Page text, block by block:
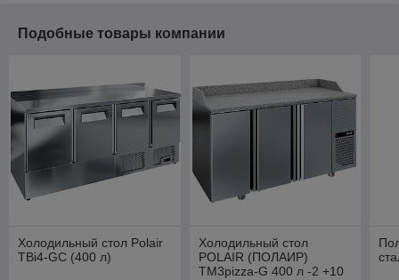
Подобные товары компании
Холодильный стол Polair
TBi4-GC (400 л)
Холодильный стол
POLAIR (ПОЛАИР)
TM3pizza-G 400 л -2 +10